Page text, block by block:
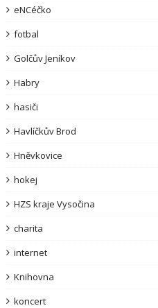
eNCéčko
fotbal
Golčův Jeníkov
Habry
hasiči
Havlíčkův Brod
Hněvkovice
hokej
HZS kraje Vysočina
charita
internet
Knihovna
koncert